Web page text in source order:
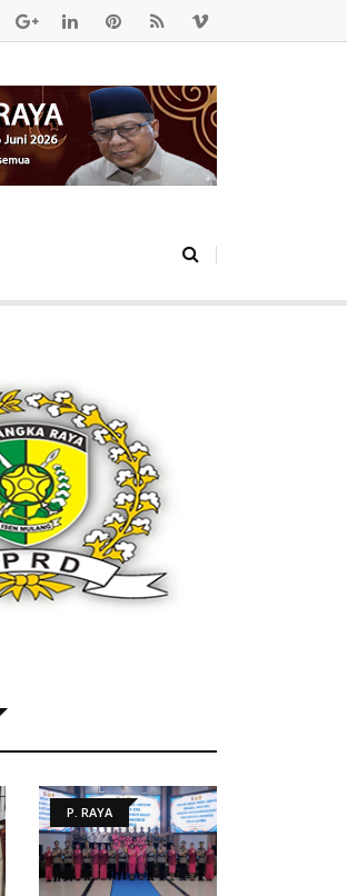
P. RAYA